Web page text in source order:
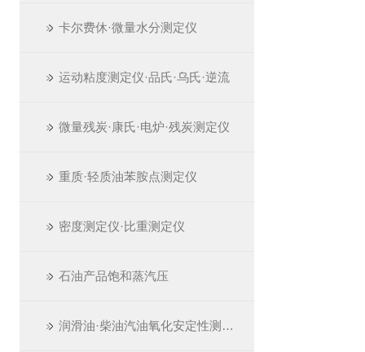
卡尔费休·微量水分测定仪
运动粘度测定仪·品氏·乌氏·逆流
微量残炭·康氏·电炉·残炭测定仪
重质·轻质油苯胺点测定仪
密度测定仪·比重测定仪
石油产品饱和蒸汽压
润滑油·柴油汽油氧化安定性测定仪